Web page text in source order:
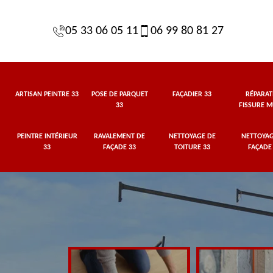
05 33 06 05 11 06 99 80 81 27
ARTISAN PEINTRE 33
POSE DE PARQUET
33
FAÇADIER 33
FISSURE
PEINTRE INTÉRIEUR
33
RAVALEMENT DE
FAÇADE 33
NETTOYAGE DE
TOITURE 33